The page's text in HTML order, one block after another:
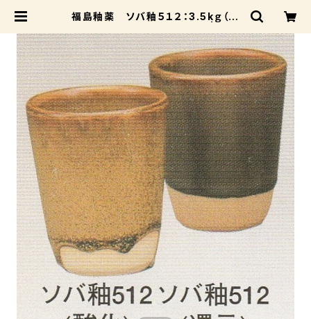
福島釉薬 ソバ釉５１２：3.5kｇ（送
陶材